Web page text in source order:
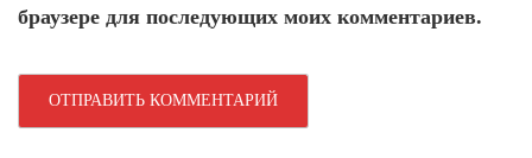
браузере для последующих моих комментариев.